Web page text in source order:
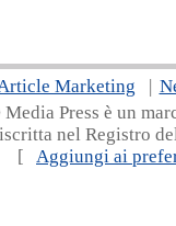
Marketing |
Press è un
nel Registro
[ Aggiungi ai